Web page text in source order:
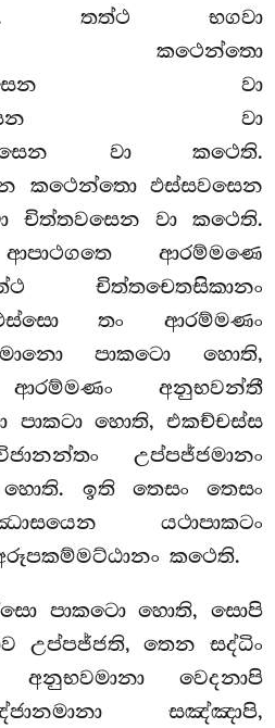
තත්ථ භගවා
කථෙන්තො
වා
වා
වා කථෙති.
කථෙන්තො ඵස්සවසෙන
චිත්තවසෙන වා කථෙති.
ආරම්මණෙ
චිත්තචෙතසිකානං
තං ආරම්මණං
පාකටො හොති,
අනුභවන්තී
පාකටා හොති, එකච්චස්ස
උප්පජ්ජමානං
ඉති තෙසං තෙසං
යථාපාකටං
කථෙති.
පාකටො හොති, සොපි
උප්පජ්ජති, තෙන සද්ධිං
වෙදනාපි
සඤ්ඤාපි,